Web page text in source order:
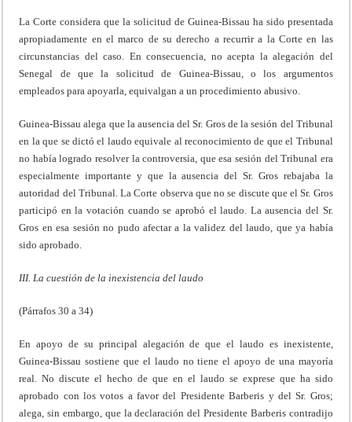
La Corte considera que la solicitud de Guinea-Bissau ha sido presentada
apropiadamente en el marco de su derecho a recurrir a la Corte en las
circunstancias del caso. En consecuencia, no acepta la alegación del
Senegal de que la solicitud de Guinea-Bissau, o los argumentos
empleados para apoyarla, equivalgan a un procedimiento abusivo.
Guinea-Bissau alega que la ausencia del Sr. Gros de la sesión del Tribunal
en la que se dictó el laudo equivale al reconocimiento de que el Tribunal
no había logrado resolver la controversia, que esa sesión del Tribunal era
especialmente importante y que la ausencia del Sr. Gros rebajaba la
autoridad del Tribunal. La Corte observa que no se discute que el Sr. Gros
participó en la votación cuando se aprobó el laudo. La ausencia del Sr.
Gros en esa sesión no pudo afectar a la validez del laudo, que ya había
sido aprobado.
III. La cuestión de la inexistencia del laudo
(Párrafos 30 a 34)
En apoyo de su principal alegación de que el laudo es inexistente,
Guinea-Bissau sostiene que el laudo no tiene el apoyo de una mayoría
real. No discute el hecho de que en el laudo se exprese que ha sido
aprobado con los votos a favor del Presidente Barberis y del Sr. Gros;
alega, sin embargo, que la declaración del Presidente Barberis contradijo